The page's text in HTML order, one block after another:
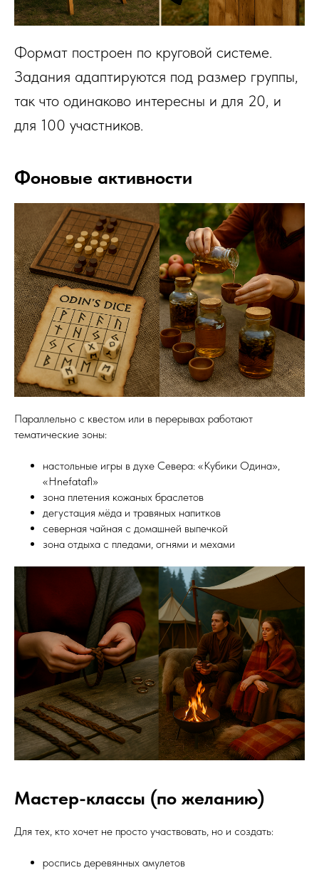
Формат построен по круговой системе.
Задания адаптируются под размер группы,
так что одинаково интересны и для 20, и
для 100 участников.
Фоновые активности
Параллельно с квестом или в перерывах работают
тематические зоны:
настольные игры в духе Севера: «Кубики Одина»,
«Hnefatafl»
зона плетения кожаных браслетов
дегустация мёда и травяных напитков
северная чайная с домашней выпечкой
зона отдыха с пледами, огнями и мехами
Мастер-классы (по желанию)
Для тех, кто хочет не просто участвовать, но и создать:
роспись деревянных амулетов